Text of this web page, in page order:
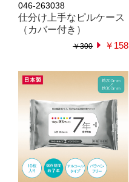
046-263038
仕分け上手なピルケース
（カバー付き）
￥300 ￥158